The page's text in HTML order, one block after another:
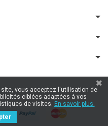
vous acceptez l'utilisation de
ciblées adaptées à vos
de visites. En savoir plus.